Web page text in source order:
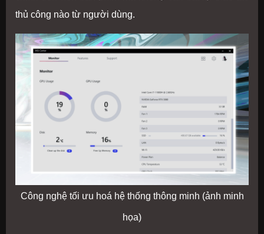
thủ công nào từ người dùng.
Công nghệ tối ưu hoá hệ thống thông minh (ảnh minh
họa)